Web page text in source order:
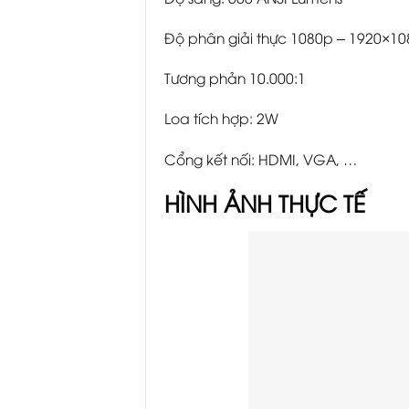
Độ phân giải thực 1080p –
Tương phản 10.000:1
Loa tích hợp: 2W
Cổng kết nối: HDMI, VGA, …
HÌNH ẢNH THỰC TẾ